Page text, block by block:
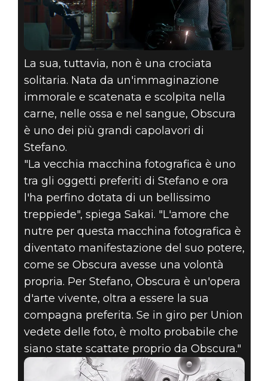
La sua, tuttavia, non è una crociata
solitaria. Nata da un'immaginazione
immorale e scatenata e scolpita nella
carne, nelle ossa e nel sangue, Obscura
è uno dei più grandi capolavori di
Stefano.
"La vecchia macchina fotografica è uno
tra gli oggetti preferiti di Stefano e ora
l'ha perfino dotata di un bellissimo
treppiede", spiega Sakai. "L'amore che
nutre per questa macchina fotografica è
diventato manifestazione del suo potere,
come se Obscura avesse una volontà
propria. Per Stefano, Obscura è un'opera
d'arte vivente, oltra a essere la sua
compagna preferita. Se in giro per Union
vedete delle foto, è molto probabile che
siano state scattate proprio da Obscura."